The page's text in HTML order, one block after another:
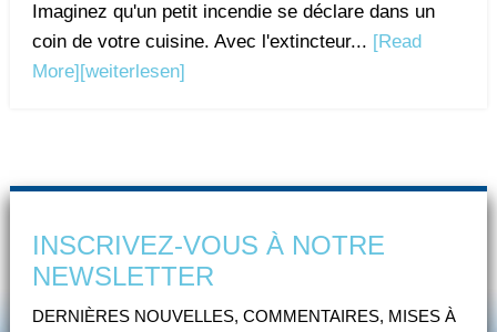
Imaginez qu'un petit incendie se déclare dans un
coin de votre cuisine. Avec l'extincteur... [Read
More][weiterlesen]
INSCRIVEZ-VOUS À NOTRE
NEWSLETTER
DERNIÈRES NOUVELLES, COMMENTAIRES, MISES À